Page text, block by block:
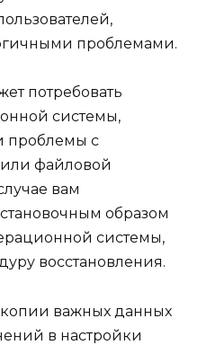
проблемами.
потребовать
системы,
проблемы с
файловой
вам
образом
системы,
восстановления.
копии важных данных
в настройки